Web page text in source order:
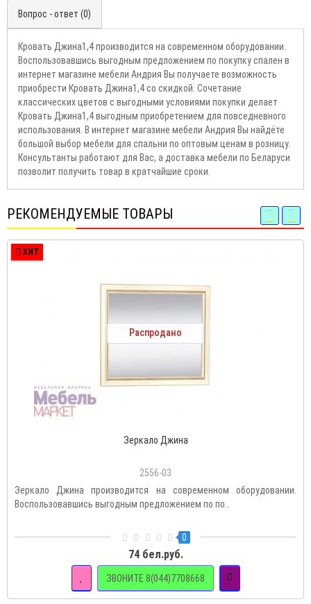
Вопрос - ответ (0)
Кровать Джина1,4 производится на современном оборудовании.
Воспользовавшись выгодным предложением по покупку спален в
интернет магазине мебели Андрия Вы получаете возможность
приобрести Кровать Джина1,4 со скидкой. Сочетание
классических цветов с выгодными условиями покупки делает
Кровать Джина1,4 выгодным приобретением для повседневного
использования. В интернет магазине мебели Андрия Вы найдёте
большой выбор мебели для спальни по оптовым ценам в розницу.
Консультанты работают для Вас, а доставка мебели по Беларуси
позволит получить товар в кратчайшие сроки.
РЕКОМЕНДУЕМЫЕ ТОВАРЫ
ХИТ
Распродано
Зеркало Джина
2556-03
Зеркало Джина производится на современном оборудовании.
Воспользовавшись выгодным предложением по по..
0
74 бел.руб.
ЗВОНИТЕ 8(044)7708668